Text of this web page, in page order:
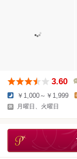
3.60
￥1,000～￥1,999
月曜日、火曜日